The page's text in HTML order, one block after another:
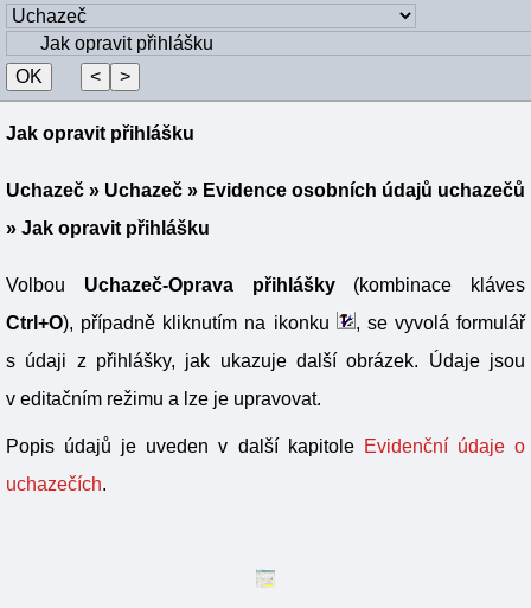
Jak opravit přihlášku
Uchazeč » Uchazeč » Evidence osobních údajů uchazečů
» Jak opravit přihlášku
Volbou Uchazeč-Oprava přihlášky(kombinace kláves
Ctrl+O), případně kliknutím na ikonku
, se vyvolá formulář
s údaji z přihlášky, jak ukazuje další obrázek. Údaje jsou
v editačním režimu a lze je upravovat.
Popis údajů je uveden v další kapitole Evidenční údaje o
uchazečích.